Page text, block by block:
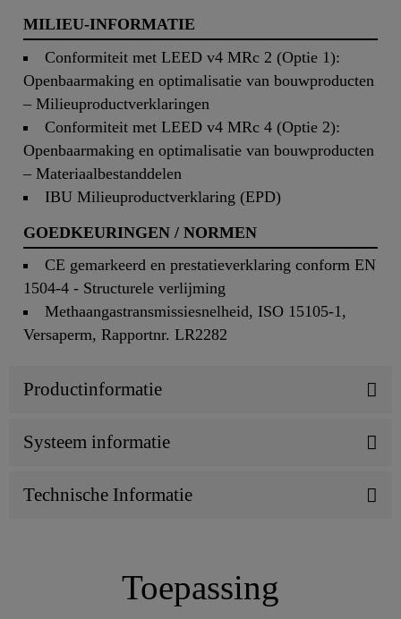
MILIEU-INFORMATIE
Conformiteit met LEED v4 MRc 2 (Optie 1):
Openbaarmaking en optimalisatie van bouwproducten
– Milieuproductverklaringen
Conformiteit met LEED v4 MRc 4 (Optie 2):
Openbaarmaking en optimalisatie van bouwproducten
– Materiaalbestanddelen
IBU Milieuproductverklaring (EPD)
GOEDKEURINGEN / NORMEN
CE gemarkeerd en prestatieverklaring conform EN
1504-4 - Structurele verlijming
Methaangastransmissiesnelheid, ISO 15105-1,
Versaperm, Rapportnr. LR2282
Productinformatie
Systeem informatie
Technische Informatie
Toepassing